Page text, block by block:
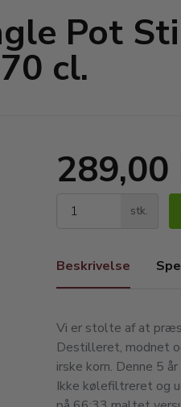
Pot
70 cl.
289,00
stk.
Beskrivelse
Vi er stolte af at
Destilleret, modnet
irske korn. Denne 5
Ikke kølefiltreret og